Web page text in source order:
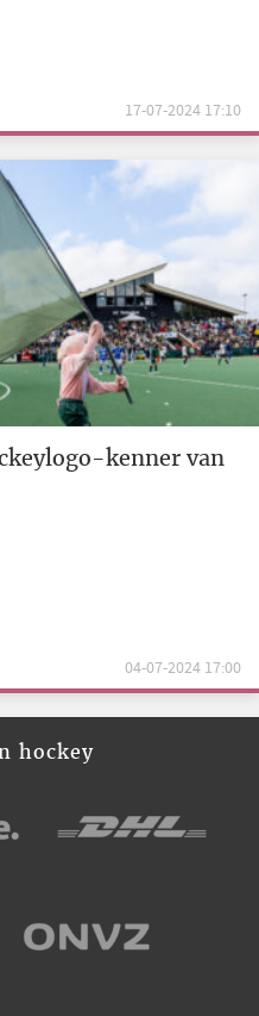
17-07-2024 17:10
kenner van
04-07-2024 17:00
hockey